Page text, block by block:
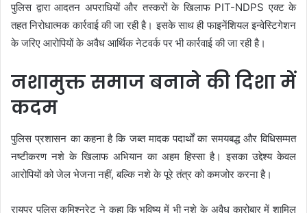
पुलिस द्वारा आदतन अपराधियों और तस्करों के खिलाफ PIT-NDPS एक्ट के
तहत निरोधात्मक कार्रवाई की जा रही है। इसके साथ ही फाइनेंशियल इन्वेस्टिगेशन
के जरिए आरोपियों के अवैध आर्थिक नेटवर्क पर भी कार्रवाई की जा रही है।
नशामुक्त समाज बनाने की दिशा में
कदम
पुलिस प्रशासन का कहना है कि जब्त मादक पदार्थों का समयबद्ध और विधिसम्मत
नष्टीकरण नशे के खिलाफ अभियान का अहम हिस्सा है। इसका उद्देश्य केवल
आरोपियों को जेल भेजना नहीं, बल्कि नशे के पूरे तंत्र को कमजोर करना है।
रायपुर पुलिस कमिश्नरेट ने कहा कि भविष्य में भी नशे के अवैध कारोबार में शामिल